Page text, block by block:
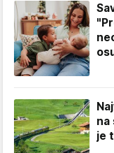
na
je